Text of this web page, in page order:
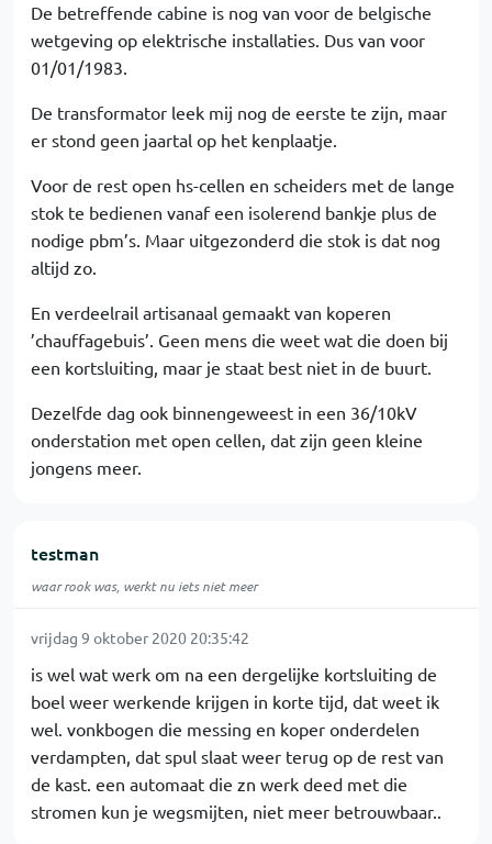
De betreffende cabine is nog van voor de belgische
wetgeving op elektrische installaties. Dus van voor
01/01/1983.
De transformator leek mij nog de eerste te zijn, maar
er stond geen jaartal op het kenplaatje.
Voor de rest open hs-cellen en scheiders met de lange
stok te bedienen vanaf een isolerend bankje plus de
nodige pbm’s. Maar uitgezonderd die stok is dat nog
altijd zo.
En verdeelrail artisanaal gemaakt van koperen
’chauffagebuis’. Geen mens die weet wat die doen bij
een kortsluiting, maar je staat best niet in de buurt.
Dezelfde dag ook binnengeweest in een 36/10kV
onderstation met open cellen, dat zijn geen kleine
jongens meer.
testman
waar rook was, werkt nu iets niet meer
vrijdag 9 oktober 2020 20:35:42
is wel wat werk om na een dergelijke kortsluiting de
boel weer werkende krijgen in korte tijd, dat weet ik
wel. vonkbogen die messing en koper onderdelen
verdampten, dat spul slaat weer terug op de rest van
de kast. een automaat die zn werk deed met die
stromen kun je wegsmijten, niet meer betrouwbaar..